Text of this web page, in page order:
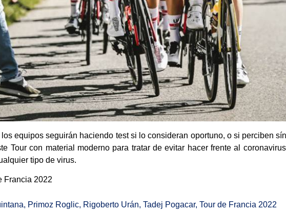
equipos seguirán haciendo test si lo consideran oportuno, o si perciben
Tour con material moderno para tratar de evitar hacer frente al
tipo de virus.
Francia 2022
, Primoz Roglic, Rigoberto Urán, Tadej Pogacar, Tour de Francia 2022